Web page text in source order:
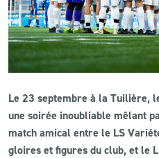
CLUB
CONTACT
LS E-SHOP
L’APP DU LS
Le 23 septembre à la Tuilière,
une soirée inoubliable mêlant
match amical entre le LS
gloires et figures du club, et le